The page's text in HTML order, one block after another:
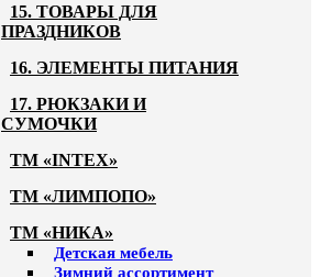
15. ТОВАРЫ ДЛЯ
ПРАЗДНИКОВ
16. ЭЛЕМЕНТЫ ПИТАНИЯ
17. РЮКЗАКИ И
СУМОЧКИ
ТМ «INTEX»
ТМ «ЛИМПОПО»
ТМ «НИКА»
Детская мебель
Зимний ассортимент